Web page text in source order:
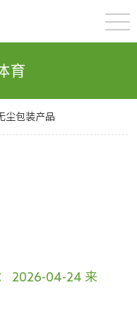
育
尘包装产品
2026-04-24 来